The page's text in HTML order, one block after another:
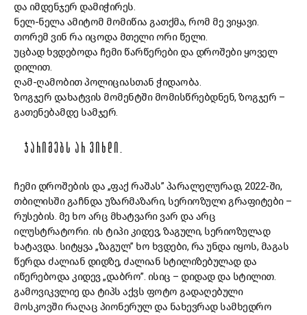
და იმდენჯერ დამიჭირეს.
ნელ-ნელა ამიტომ მომიწია გათქმა, რომ მე ვიყავი.
თორემ ვინ რა იცოდა მთელი ორი წელი.
უცბად ხვდებოდა ჩემი წარწერები და დროშები ყოველ
დილით.
ღამ-ღამობით პოლიციასთან ჭიდაობა.
ზოგჯერ დახატვის მომენტში მომისწრებდნენ, ზოგჯერ –
გათენებამდე სამჯერ.
ᲯᲐᲠᲘᲛᲔᲑᲡ ᲐᲠ ᲕᲘᲮᲓᲘ.
ჩემი დროშების და „ფაქ რაშას” პარალელურად, 2022-ში,
თბილისში გაჩნდა უზარმაზარი, სერიოზული გრაფიტები –
რუსების. მე ხო არც მხატვარი ვარ და არც
ილუსტრატორი. ის ტიპი კიდევ, ზაგული, სერიოზულად
ხატავდა. სიტყვა „ზაგულ” ხო ხვდები, რა უნდა იყოს, მაგას
წერდა ძალიან დიდზე, ძალიან სტილიზებულად და
იწერებოდა კიდევ „დაბრო”. ისიც – დიდად და სტილით.
გამოვიკვლიე და ტიპს აქვს ფოტო გადაღებული
მოსკოვში რაღაც პიონერულ და ნახევრად სამხედრო